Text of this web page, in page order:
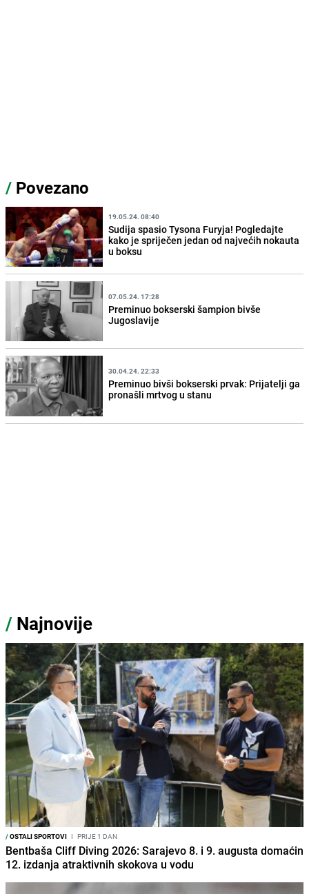
/ Povezano
19.05.24. 08:40
Sudija spasio Tysona Furyja! Pogledajte
kako je spriječen jedan od najvećih nokauta
u boksu
07.05.24. 17:28
Preminuo bokserski šampion bivše
Jugoslavije
30.04.24. 22:33
Preminuo bivši bokserski prvak: Prijatelji ga
pronašli mrtvog u stanu
/ Najnovije
/OSTALI SPORTOVI I PRIJE 1 DAN
Bentbaša Cliff Diving 2026: Sarajevo 8. i 9. augusta domaćin
12. izdanja atraktivnih skokova u vodu